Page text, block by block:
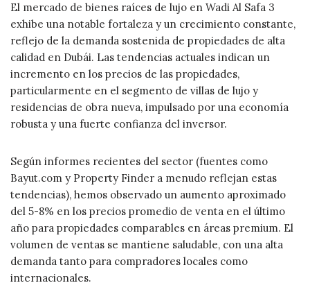
El mercado de bienes raíces de lujo en Wadi Al Safa 3
exhibe una notable fortaleza y un crecimiento constante,
reflejo de la demanda sostenida de propiedades de alta
calidad en Dubái. Las tendencias actuales indican un
incremento en los precios de las propiedades,
particularmente en el segmento de villas de lujo y
residencias de obra nueva, impulsado por una economía
robusta y una fuerte confianza del inversor.
Según informes recientes del sector (fuentes como
Bayut.com y Property Finder a menudo reflejan estas
tendencias), hemos observado un aumento aproximado
del 5-8% en los precios promedio de venta en el último
año para propiedades comparables en áreas premium. El
volumen de ventas se mantiene saludable, con una alta
demanda tanto para compradores locales como
internacionales.